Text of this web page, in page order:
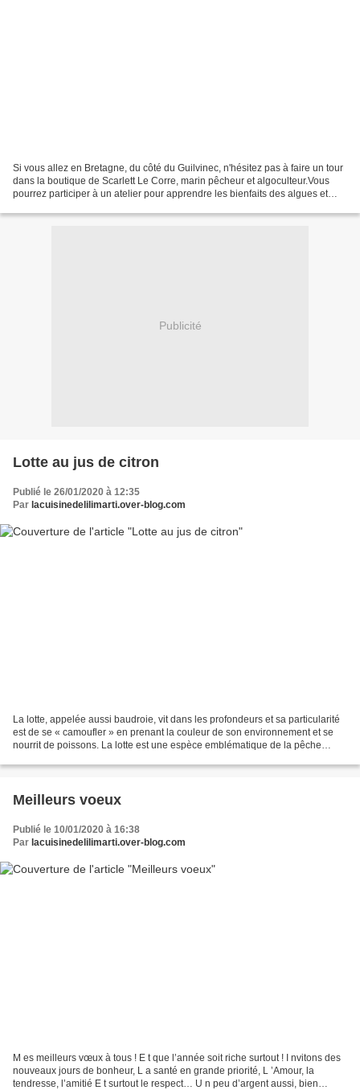
Si vous allez en Bretagne, du côté du Guilvinec, n'hésitez pas à faire un tour
dans la boutique de Scarlett Le Corre, marin pêcheur et algoculteur.Vous
pourrez participer à un atelier pour apprendre les bienfaits des algues et
Publicité
Lotte au jus de citron
Publié le 26/01/2020 à 12:35
Par lacuisinedelilimarti.over-blog.com
La lotte, appelée aussi baudroie, vit dans les profondeurs et sa particularité
est de se « camoufler » en prenant la couleur de son environnement et se
nourrit de poissons. La lotte est une espèce emblématique de la pêche
Meilleurs voeux
Publié le 10/01/2020 à 16:38
Par lacuisinedelilimarti.over-blog.com
M es meilleurs vœux à tous ! E t que l’année soit riche surtout ! I nvitons des
nouveaux jours de bonheur, L a santé en grande priorité, L ’Amour, la
tendresse, l’amitié E t surtout le respect… U n peu d’argent aussi, bien